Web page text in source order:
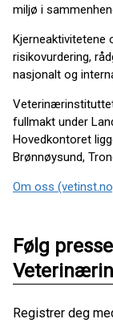
miljø i
Kjerneaktivitetene
risikovurdering,
nasjonalt og
fullmakt under
Hovedkontoret
Brønnøysund,
Om oss
Følg
Registrer deg